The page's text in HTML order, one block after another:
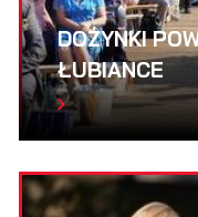
DOŻYNKI
ŁUBIANCE